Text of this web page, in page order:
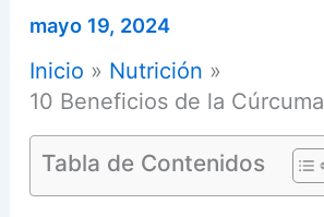
mayo 19, 2024
Inicio
Nutrición
10 Beneficios de la Cúrcuma
Tabla de Contenidos